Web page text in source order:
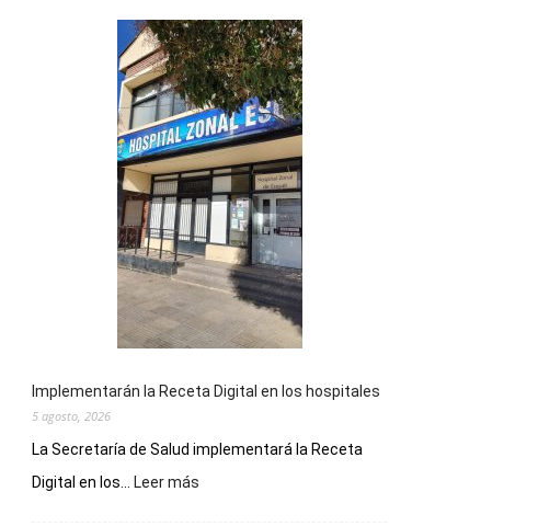
Implementarán la Receta Digital en los hospitales
5 agosto, 2026
La Secretaría de Salud implementará la Receta
Digital en los...
Leer más